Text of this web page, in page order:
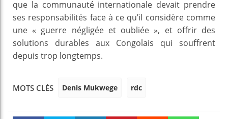
que la communauté internationale devait prendre
ses responsabilités face à ce qu’il considère comme
une « guerre négligée et oubliée », et offrir des
solutions durables aux Congolais qui souffrent
depuis trop longtemps.
MOTS CLÉS Denis Mukwege rdc